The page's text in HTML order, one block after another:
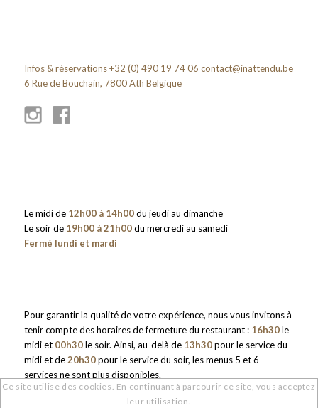
Infos & réservations +32 (0) 490 19 74 06 contact@inattendu.be
6 Rue de Bouchain, 7800 Ath Belgique
Le midi de 12h00 à 14h00du jeudi au dimanche
Le soir de 19h00 à 21h00du mercredi au samedi
Fermé lundi et mardi
Pour garantir la qualité de votre expérience, nous vous invitons à
tenir compte des horaires de fermeture du restaurant : 16h30le
midi et 00h30le soir. Ainsi, au-delà de 13h30pour le service du
midi et de20h30pour le service du soir, les menus 5 et 6
services ne sont plus disponibles.
Ce site utilise des cookies. En continuant à parcourir ce site, vous acceptez
leur utilisation.